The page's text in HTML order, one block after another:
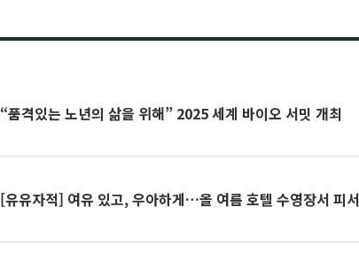
“품격있는 노년의 삶을 위해” 2025 세계 바이오 서밋 개최
[유유자적] 여유 있고, 우아하게…올 여름 호텔 수영장서 피